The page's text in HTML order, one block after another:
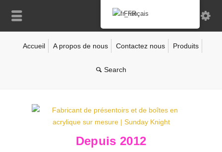
Accueil A propos de nous Contactez nous Produits
Depuis 2012
Français